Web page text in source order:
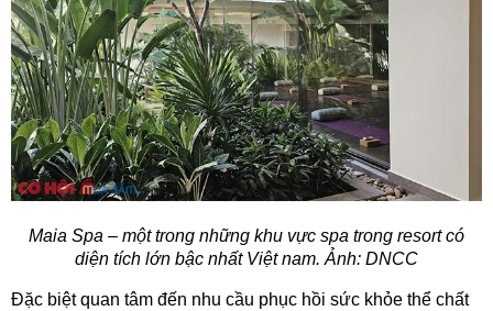
Maia Spa – một trong những khu vực spa trong resort có
diện tích lớn bậc nhất Việt nam. Ảnh: DNCC
Đặc biệt quan tâm đến nhu cầu phục hồi sức khỏe thể chất